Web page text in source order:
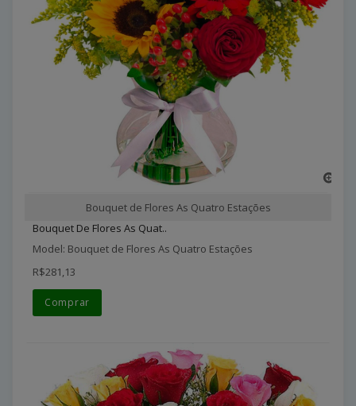
Bouquet de Flores As Quatro Estações
Bouquet De Flores As Quat..
Model: Bouquet de Flores As Quatro Estações
R$281,13
Comprar